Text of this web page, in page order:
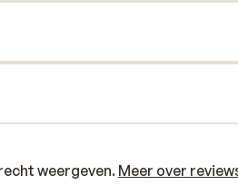
weergeven. Meer over